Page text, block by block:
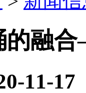
的融
11-17